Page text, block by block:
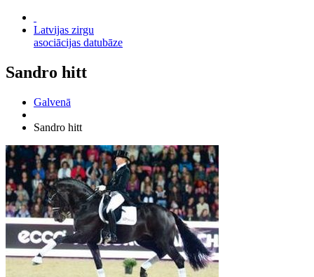
Latvijas zirgu
asociācijas datubāze
Sandro hitt
Galvenā
Sandro hitt